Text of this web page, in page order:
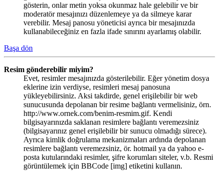
gösterin, onlar metin yoksa okunmaz hale gelebilir ve bir
moderatör mesajınızı düzenlemeye ya da silmeye karar
verebilir. Mesaj panosu yöneticisi ayrıca bir mesajınızda
kullanabileceğiniz en fazla ifade sınırını ayarlamış olabilir.
Başa dön
Resim gönderebilir miyim?
Evet, resimler mesajınızda gösterilebilir. Eğer yönetim dosya
eklerine izin verdiyse, resimleri mesaj panosuna
yükleyebilirsiniz. Aksi takdirde, genel erişilebilir bir web
sunucusunda depolanan bir resime bağlantı vermelisiniz, örn.
http://www.ornek.com/benim-resmim.gif. Kendi
bilgisayarınızda saklanan resimlere bağlantı veremezsiniz
(bilgisayarınız genel erişilebilir bir sunucu olmadığı sürece).
Ayrıca kimlik doğrulama mekanizmaları ardında depolanan
resimlere bağlantı veremezsiniz, ör. hotmail ya da yahoo e-
posta kutularındaki resimler, şifre korumları siteler, v.b. Resmi
görüntülemek için BBCode [img] etiketini kullanın.